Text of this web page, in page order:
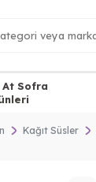
At Sofra
Kağıt Süsler